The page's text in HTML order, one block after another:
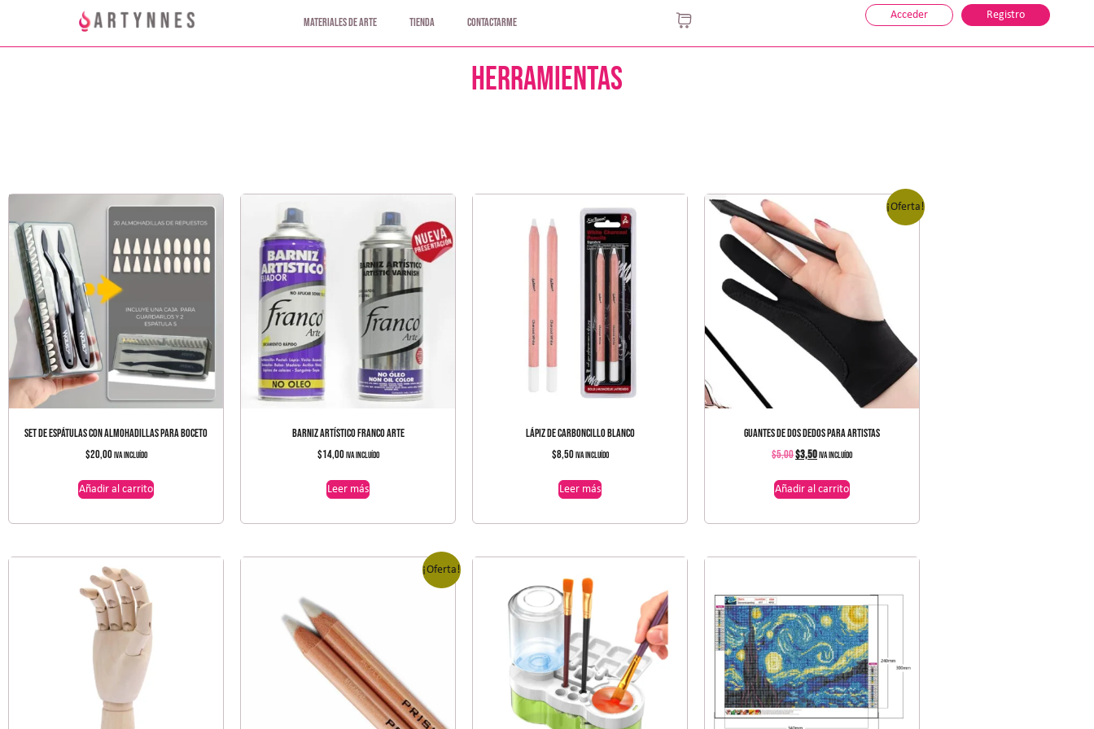
Materiales de arte Tienda Contactarme
Acceder Registro
Herramientas
SET DE ESPÁTULAS CON ALMOHADILLAS PARA BOCETO
$20,00IVA incluído
Añadir al carrito
BARNIZ ARTÍSTICO FRANCO ARTE
$14,00IVA incluído
Leer más
LÁPIZ DE CARBONCILLO BLANCO
$8,50IVA incluído
Leer más
¡Oferta!
GUANTES DE DOS DEDOS PARA ARTISTAS
$5,00$3,50IVA incluído
Añadir al carrito
¡Oferta!